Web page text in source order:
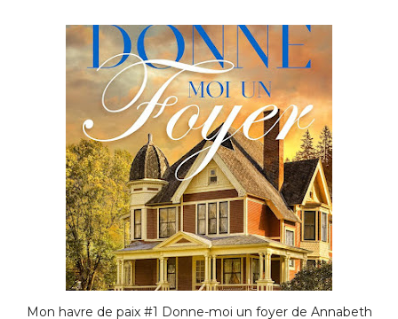
Mon havre de paix #1 Donne-moi un foyer de Annabeth